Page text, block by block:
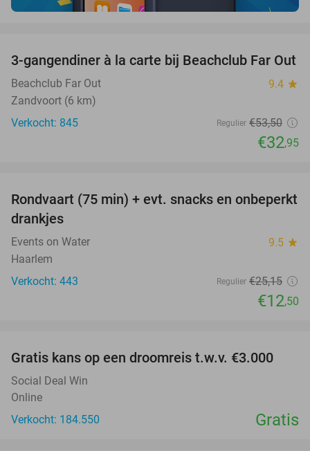
38%
3-gangendiner à la carte bij Beachclub Far Out
Beachclub Far Out 9.4 star
Zandvoort (6 km)
Verkocht: 845
Regulier €53,50
€32,95
50%
Rondvaart (75 min) + evt. snacks en onbeperkt
drankjes
Events on Water 9.5 star
Haarlem
Verkocht: 443
Regulier €25,15
€12,50
Gratis kans op een droomreis t.w.v. €3.000
Social Deal Win
Online
Verkocht: 184.550
Gratis